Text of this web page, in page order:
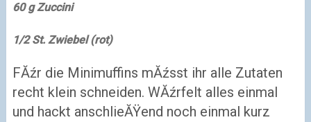
60 gZuccini
1/2 St. Zwiebel (rot)
FĂźr die Minimuffins mĂźsst ihr alle Zutaten
recht klein schneiden. WĂźrfelt alles einmal
und hackt anschlieĂŸend noch einmal kurz